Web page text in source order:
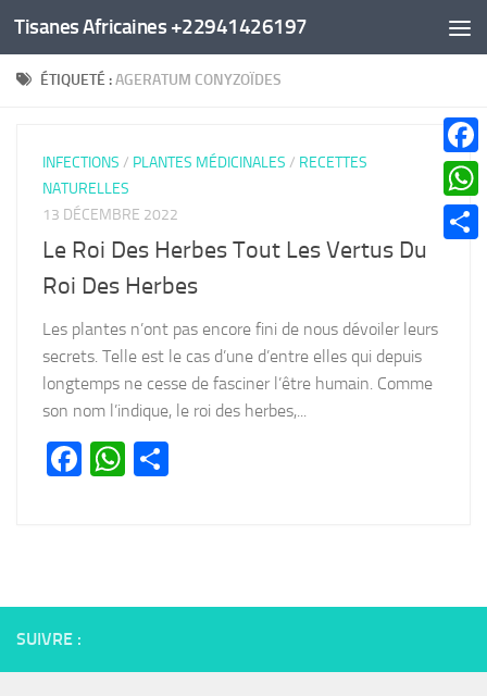
Au dessous du contenu
Tisanes Africaines +22941426197
ÉTIQUETÉ :AGERATUM CONYZOÏDES
INFECTIONS / PLANTES MÉDICINALES / RECETTES
NATURELLES
13 DÉCEMBRE 2022
Le Roi Des Herbes Tout Les Vertus Du
Roi Des Herbes
Les plantes n’ont pas encore fini de nous dévoiler leurs
secrets. Telle est le cas d’une d’entre elles qui depuis
longtemps ne cesse de fasciner l’être humain. Comme
son nom l’indique, le roi des herbes,...
Facebook
WhatsApp
SUIVRE :